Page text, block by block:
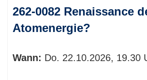
262-0082 Renaissance
Atomenergie?
Wann: Do. 22.10.2026, 19.30